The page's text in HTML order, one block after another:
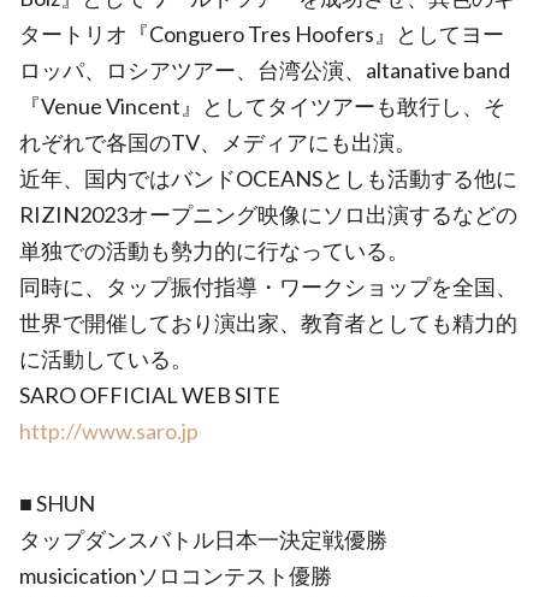
タートリオ『Conguero Tres Hoofers』としてヨー
ロッパ、ロシアツアー、台湾公演、altanative band
『Venue Vincent』としてタイツアーも敢行し、そ
れぞれで各国のTV、メディアにも出演。
近年、国内ではバンドOCEANSとしも活動する他に
RIZIN2023オープニング映像にソロ出演するなどの
単独での活動も勢力的に行なっている。
同時に、タップ振付指導・ワークショップを全国、
世界で開催しており演出家、教育者としても精力的
に活動している。
SARO OFFICIAL WEB SITE
http://www.saro.jp
■ SHUN
タップダンスバトル日本一決定戦優勝
musicicationソロコンテスト優勝